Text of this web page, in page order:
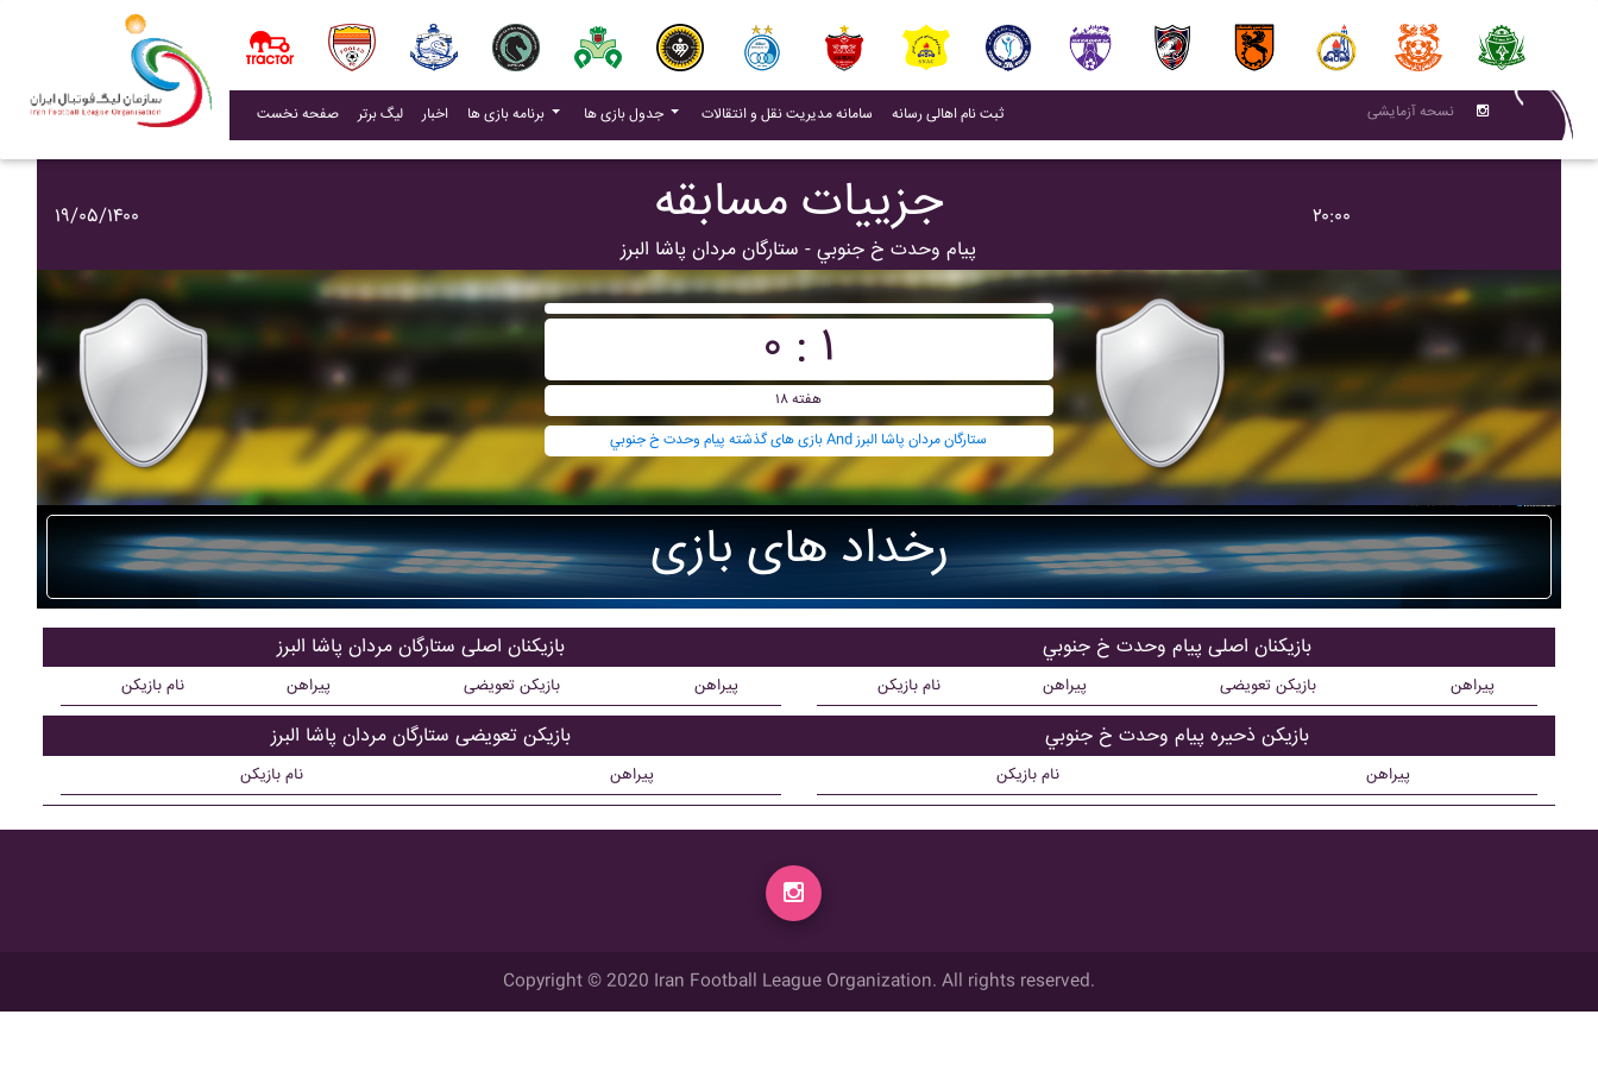
صفحه نخست لیگ برتر اخبار(current) برنامه بازی ها جدول بازی ها سامانه مدیریت نقل و انتقالات (current)
ثبت نام اهالی رسانه(current) نسحه آزمایشی
۱۹/۰۵/۱۴۰۰ جزییات مسابقه
پيام وحدت خ جنوبي - ستارگان مردان پاشا البرز
۲۰:۰۰
۰ : ۱
هفته ۱۸
بازی های گذشته پيام وحدت خ جنوبي And ستارگان مردان پاشا البرز
رخداد های بازی
بازیکنان اصلی ستارگان مردان پاشا البرز
نام بازیکن پیراهن بازیکن تعویضی پیراهن
بازیکن تعویضی ستارگان مردان پاشا البرز
نام بازیکن پیراهن
بازیکنان اصلی پيام وحدت خ جنوبي
نام بازیکن پیراهن بازیکن تعویضی پیراهن
بازیکن ذحیره پيام وحدت خ جنوبي
نام بازیکن پیراهن
Copyright © 2020 Iran Football League Organization. All rights reserved.